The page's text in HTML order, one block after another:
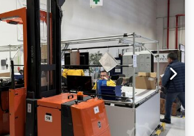
ύψος ανύψωσης: 2.800 mm
mm ΛΕΠΤΟΜΕΡΕΙΕΣ ΜΗΧΑΝΗΜΑΤΟΣ
κατάρτι Τύπος μπαταρίας: Μπαταρία
560 ώρες ΕΞΟΠΛΙΣΜΟΣ
Εξωτερική αναφορά: SL1145SP